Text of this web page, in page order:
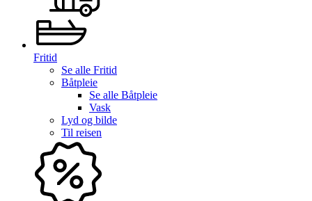
Fritid
Se alle Fritid
Båtpleie
Se alle Båtpleie
Vask
Lyd og bilde
Til reisen